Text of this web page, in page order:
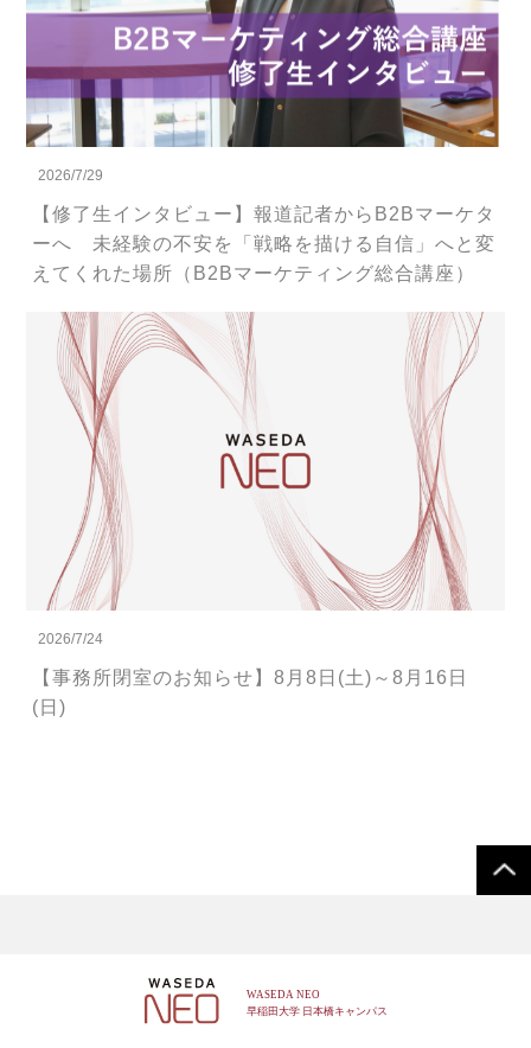
2026/7/29
【修了生インタビュー】報道記者からB2Bマーケタ
ーへ 未経験の不安を「戦略を描ける自信」へと変
えてくれた場所（B2Bマーケティング総合講座）
2026/7/24
【事務所閉室のお知らせ】8月8日(土)～8月16日
(日)